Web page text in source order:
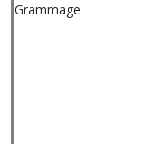
Grammage